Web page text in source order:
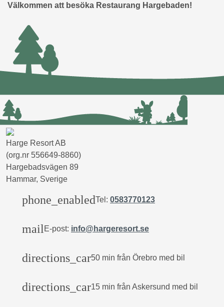
Välkommen att besöka Restaurang Hargebaden!
Harge Resort AB
(org.nr 556649-8860)
Hargebadsvägen 89
Hammar, Sverige
phone_enabledTel: 0583770123
mail E-post: info@hargeresort.se
directions_car50 min från Örebro med bil
directions_car15 min från Askersund med bil